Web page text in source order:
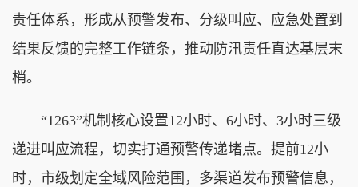
责任体系，形成从预警发布、分级叫应、应急处置到
结果反馈的完整工作链条，推动防汛责任直达基层末
梢。
“1263”机制核心设置12小时、6小时、3小时三级
递进叫应流程，切实打通预警传递堵点。提前12小
时，市级划定全域风险范围，多渠道发布预警信息，